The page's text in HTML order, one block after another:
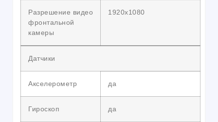
Разрешение видео
фронтальной
камеры
1920х1080
Датчики
Акселерометр да
Гироскоп да